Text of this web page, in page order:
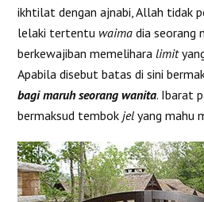
ikhtilat dengan ajnabi, Allah tidak
lelaki tertentu waimadia seorang
berkewajiban memeliharalimit
Apabila disebut batas di sini
bagi maruh seorang wanita. Ibarat
bermaksud tembok jel yang mahu